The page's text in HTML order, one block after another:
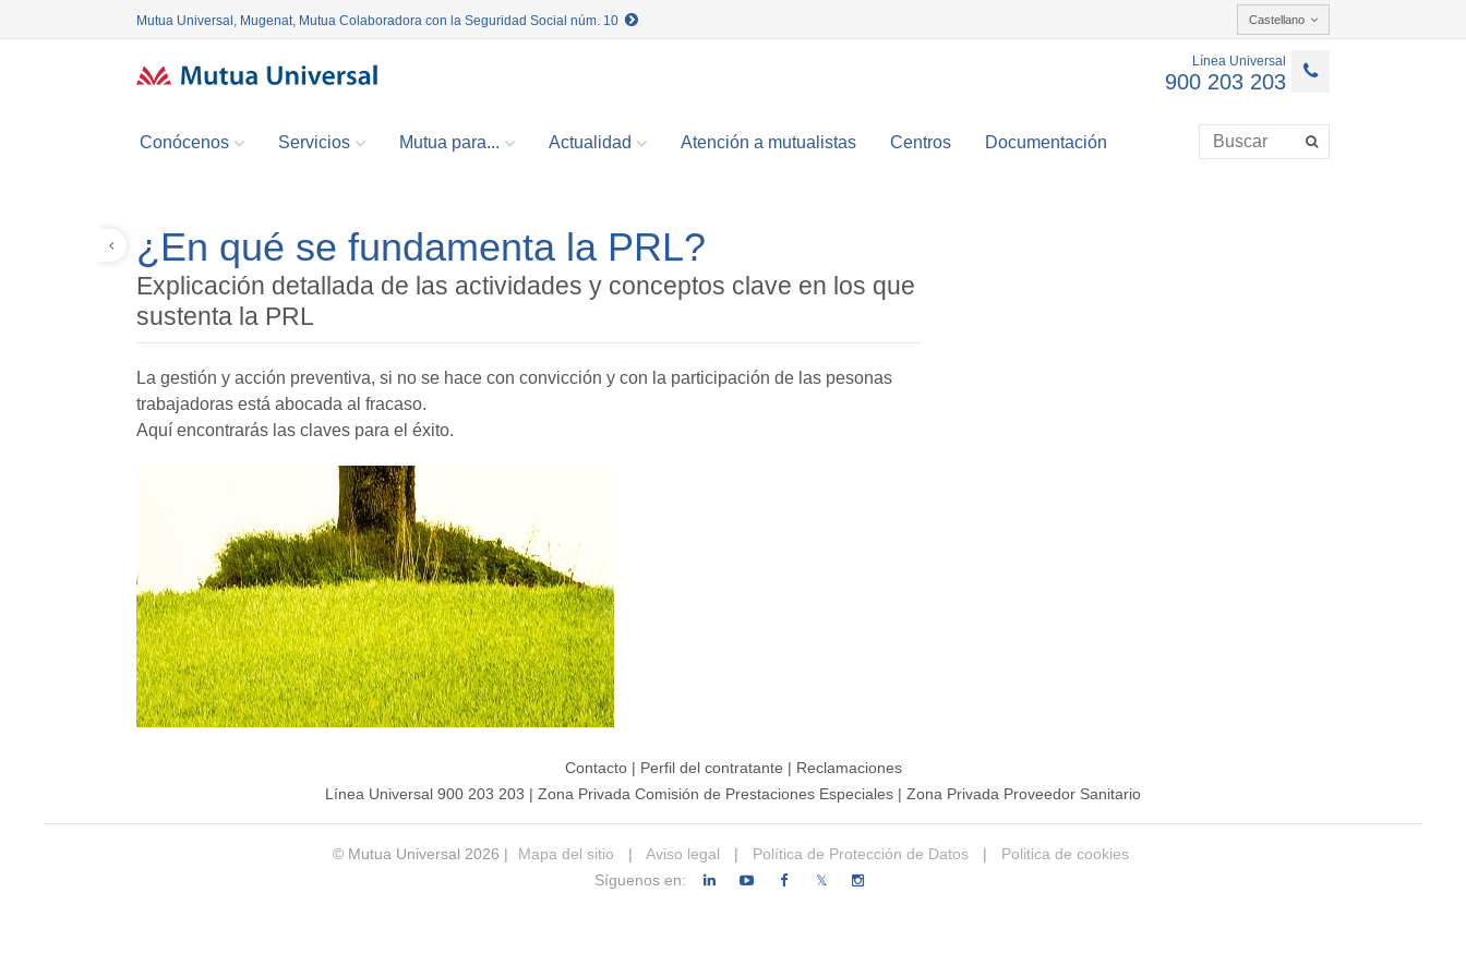
Mutua Universal, Mugenat, Mutua Colaboradora con la Seguridad Social núm. 10 Castellano
Línea Universal
900 203 203
Conócenos Servicios Mutua para... Actualidad Atención a mutualistas Centros Documentación
¿En qué se fundamenta la PRL?
Explicación detallada de las actividades y conceptos clave en los que
sustenta la PRL
La gestión y acción preventiva, si no se hace con convicción y con la participación de las pesonas
trabajadoras está abocada al fracaso.
Aquí encontrarás las claves para el éxito.
Contacto| Perfil del contratante | Reclamaciones
Línea Universal 900 203 203 | Zona Privada Comisión de Prestaciones Especiales | Zona Privada Proveedor Sanitario
© Mutua Universal 2026 | Mapa del sitio | Aviso legal | Política de Protección de Datos |
Politica de cookies
Síguenos en:
𝕏